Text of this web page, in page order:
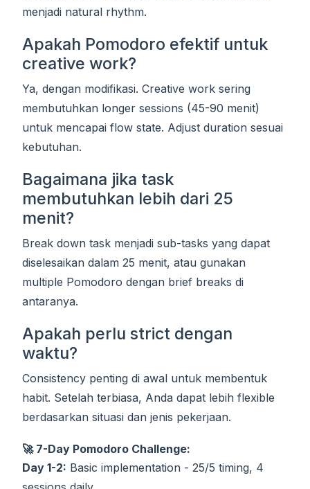
menjadi natural rhythm.
Apakah Pomodoro efektif untuk
creative work?
Ya, dengan modifikasi. Creative work sering
membutuhkan longer sessions (45-90 menit)
untuk mencapai flow state. Adjust duration sesuai
kebutuhan.
Bagaimana jika task
membutuhkan lebih dari 25
menit?
Break down task menjadi sub-tasks yang dapat
diselesaikan dalam 25 menit, atau gunakan
multiple Pomodoro dengan brief breaks di
antaranya.
Apakah perlu strict dengan
waktu?
Consistency penting di awal untuk membentuk
habit. Setelah terbiasa, Anda dapat lebih flexible
berdasarkan situasi dan jenis pekerjaan.
🚀 7-Day Pomodoro Challenge:
Day 1-2: Basic implementation - 25/5 timing, 4